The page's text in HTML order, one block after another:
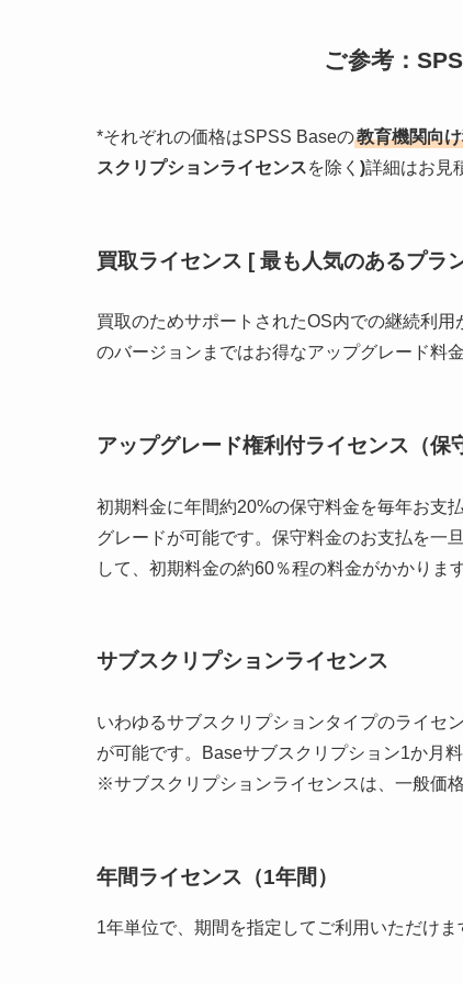
ご参考：
*それぞれの価格はSPSS Baseの教育機関向
スクリプションライセンスを除く )詳細はお見
買取ライセンス [ 最も人気のあるプラ
買取のためサポートされたOS内での継続利
のバージョンまではお得なアップグレード料
アップグレード権利付ライセンス （
初期料金に年間約20%の保守料金を毎年お支
グレードが可能です。保守料金のお支払を一
して、初期料金の約60％程の料金がかかりま
サブスクリプションライセンス
いわゆるサブスクリプションタイプのライセ
が可能です。Baseサブスクリプション1か月
※サブスクリプションライセンスは、一般価
年間ライセンス （1年間）
1年単位で、期間を指定してご利用いただけ